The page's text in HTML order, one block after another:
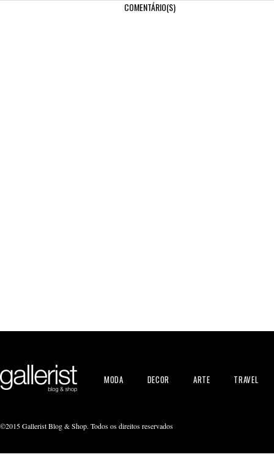
COMENTÁRIO(S)
MODA DECOR ARTE TRAVEL
©2015 Gallerist Blog & Shop. Todos os direitos reservados